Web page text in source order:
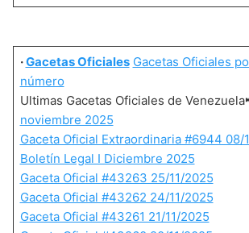
·Gacetas Oficiales Gacetas Oficiales
número
Ultimas Gacetas Oficiales de
noviembre 2025
Gaceta Oficial Extraordinaria #6944 08/
Boletín Legal I Diciembre 2025
Gaceta Oficial #43263 25/11/2025
Gaceta Oficial #43262 24/11/2025
Gaceta Oficial #43261 21/11/2025